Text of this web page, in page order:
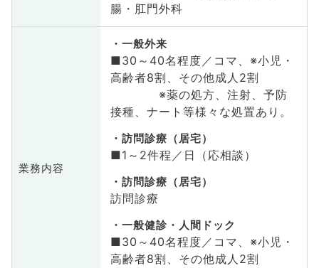
腸・肛門外科
業務内容
一般外来
■30～40名程度／コマ、※小児・
高齢者8割、その他成人2割
※薬の処方、注射、予防
接種、ナート等様々な処置あり。
訪問診療（居宅）
■1～2件程／日（応相談）
訪問診療（居宅）
訪問診療
一般健診・人間ドック
■30～40名程度／コマ、※小児・
高齢者8割、その他成人2割